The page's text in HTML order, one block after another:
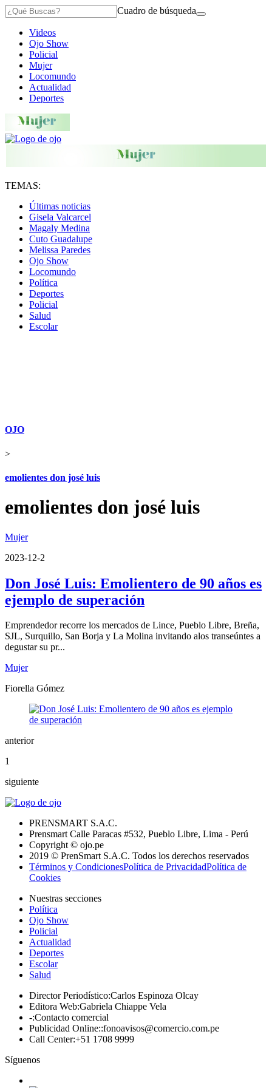
Cuadro de búsqueda
Videos
Ojo Show
Policial
Mujer
Locomundo
Actualidad
Deportes
TEMAS:
Últimas noticias
Gisela Valcarcel
Magaly Medina
Cuto Guadalupe
Melissa Paredes
Ojo Show
Locomundo
Política
Deportes
Policial
Salud
Escolar
OJO
>
emolientes don josé luis
emolientes don josé luis
Mujer
2023-12-2
Don José Luis: Emolientero de 90 años es
ejemplo de superación
Emprendedor recorre los mercados de Lince, Pueblo Libre, Breña,
SJL, Surquillo, San Borja y La Molina invitando alos transeúntes a
degustar su pr...
Mujer
Fiorella Gómez
anterior
1
siguiente
PRENSMART S.A.C.
Prensmart Calle Paracas #532, Pueblo Libre, Lima - Perú
Copyright © ojo.pe
2019 © PrenSmart S.A.C. Todos los derechos reservados
Términos y CondicionesPolítica de PrivacidadPolítica de
Cookies
Nuestras secciones
Política
Ojo Show
Policial
Actualidad
Deportes
Escolar
Salud
Director Periodístico:Carlos Espinoza Olcay
Editora Web:Gabriela Chiappe Vela
-:Contacto comercial
Publicidad Online::fonoavisos@comercio.com.pe
Call Center:+51 1708 9999
Síguenos